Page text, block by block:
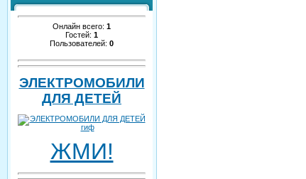
Онлайн всего: 1
Гостей: 1
Пользователей: 0
ЭЛЕКТРОМОБИЛИ
ДЛЯ ДЕТЕЙ
ЖМИ!